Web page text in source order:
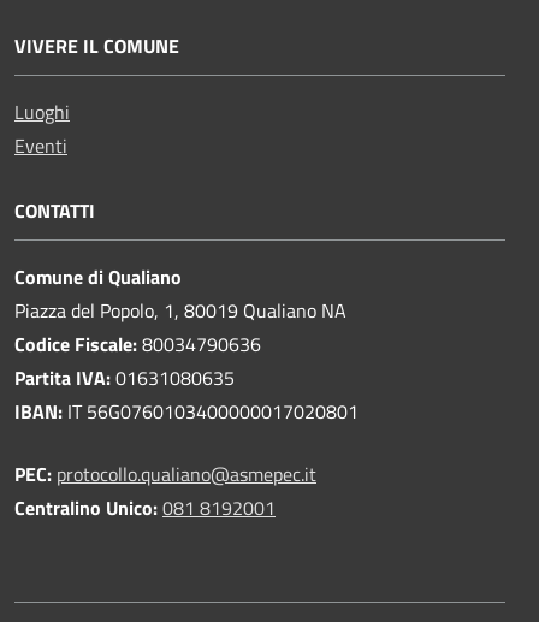
VIVERE IL COMUNE
Luoghi
Eventi
CONTATTI
Comune di Qualiano
Piazza del Popolo, 1, 80019 Qualiano NA
Codice Fiscale:80034790636
Partita IVA:01631080635
IBAN: IT 56G0760103400000017020801
PEC: protocollo.qualiano@asmepec.it
Centralino Unico:081 8192001